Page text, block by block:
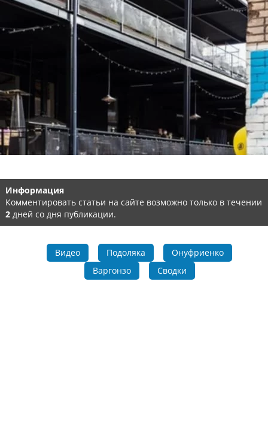
Информация
Комментировать статьи на сайте возможно только в течении
2 дней со дня публикации.
Видео Подоляка
Онуфриенко
Варгонзо
Сводки